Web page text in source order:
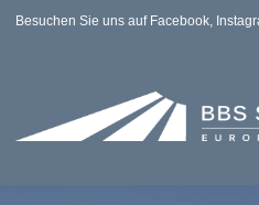
Besuchen Sie uns auf Facebook,